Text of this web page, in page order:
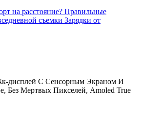
на расстояние? Правильные
съемки Зарядки от
дисплей С Сенсорным Экраном И
Без Мертвых Пикселей, Amoled True